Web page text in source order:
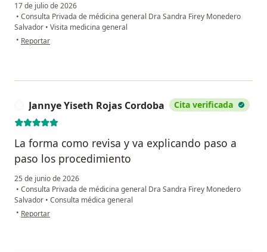
17 de julio de 2026
• Consulta Privada de médicina general Dra Sandra Firey Monedero
Salvador • Visita medicina general
• en opinión del usuario Gustavo Toliza
Reportar
Jannye Yiseth Rojas Cordoba Cita verificada
La forma como revisa y va explicando paso a
paso los procedimiento
25 de junio de 2026
• Consulta Privada de médicina general Dra Sandra Firey Monedero
Salvador • Consulta médica general
• en opinión del usuario Jannye Yiseth Rojas Cordoba
Reportar